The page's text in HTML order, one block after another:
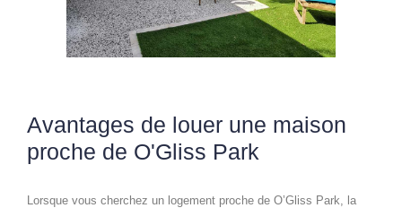
Avantages de louer une maison
proche de O'Gliss Park
Lorsque vous cherchez un logement proche de O’Gliss Park, la